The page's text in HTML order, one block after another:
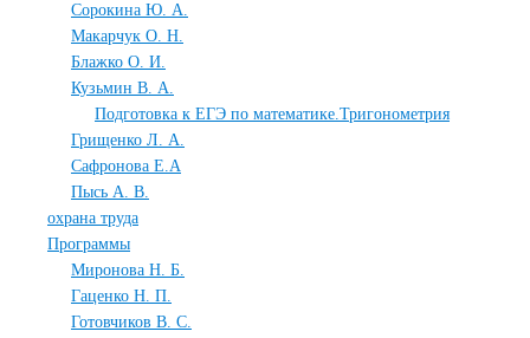
Сорокина Ю. А.
Макарчук О. Н.
Блажко О. И.
Кузьмин В. А.
Подготовка к ЕГЭ по математике.Тригонометрия
Грищенко Л. А.
Сафронова Е.А
Пысь А. В.
охрана труда
Программы
Миронова Н. Б.
Гаценко Н. П.
Готовчиков В. С.